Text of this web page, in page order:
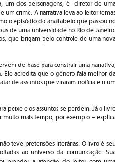
um dos personagens, é diretor de uma
um crime. A narrativa leva ao leitor temas
o episódio do analfabeto que passou no
de uma universidade no Rio de Janeiro.
que brigam pelo controle de uma nova
de base para construir uma narrativa,
Ele acredita que o gênero fala melhor da
de assuntos que viraram notícia em um
peixe e os assuntos se perdem. Já o livro
muito mais tempo, por exemplo – explica
teve pretensões literárias. O livro é seu
ao universo da comunicação. Sua